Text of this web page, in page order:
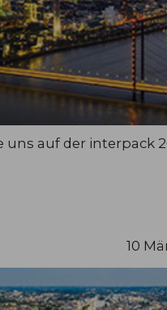
uns auf der interpack
10